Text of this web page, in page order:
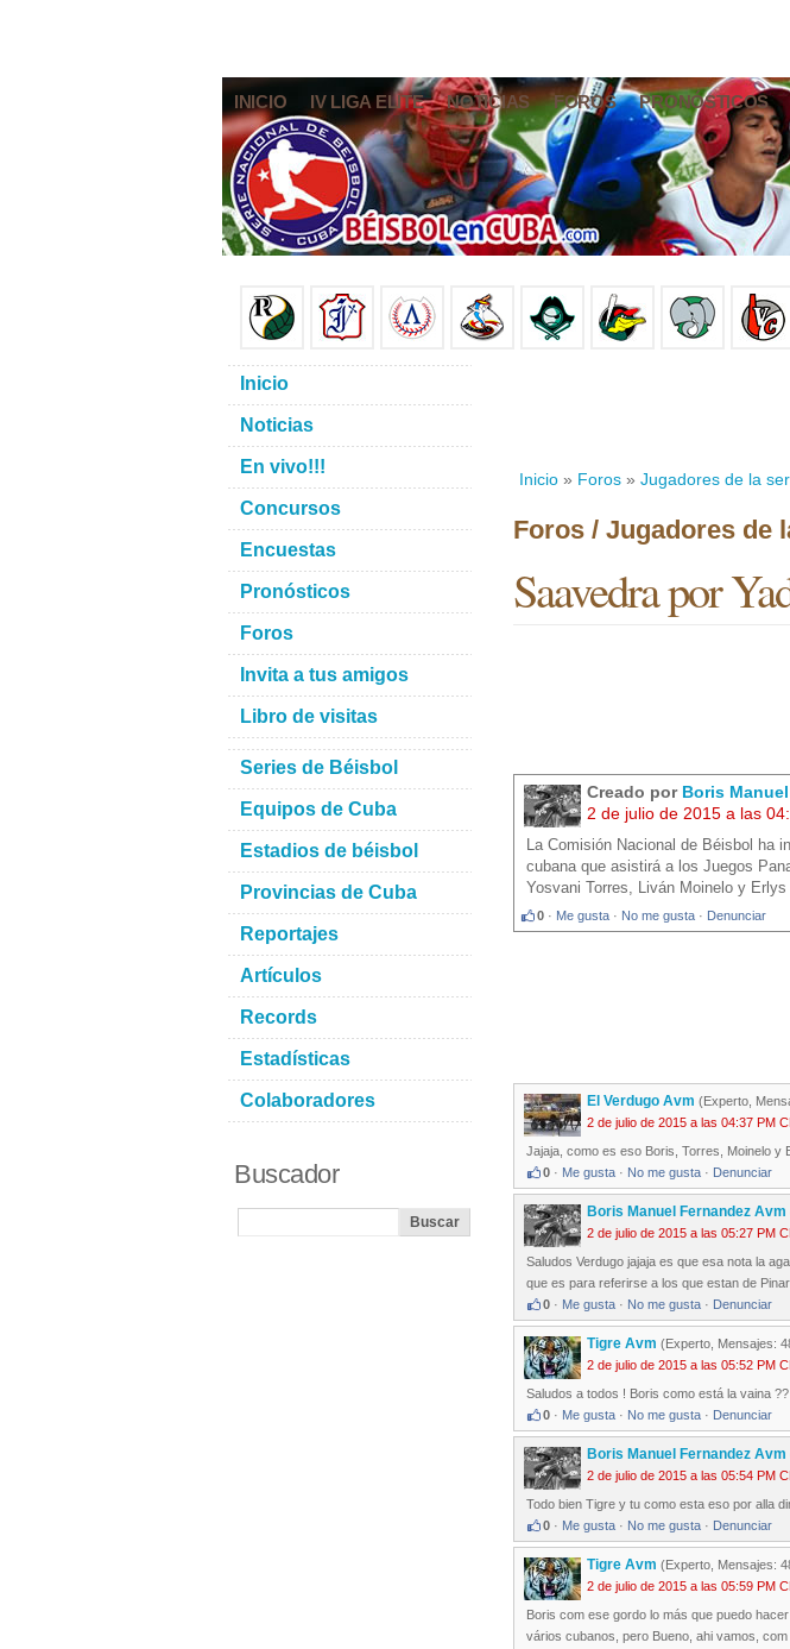
INICIO IV LIGA ELITE NOTICIAS FOROS PRONÓSTICOS
Inicio » Foros » Jugadores de la
Foros / Jugadores de
Saavedra por
Creado por Boris
2 de julio de 2015 a las
La Comisión Nacional de Béisbol ha
cubana que asistirá a los Juegos
Yosvani Torres, Liván Moinelo y Erlys
0 · Me gusta · No me gusta · Denunciar
El Verdugo Avm (Experto,
2 de julio de 2015 a las 04:37 PM
Jajaja, como es eso Boris, Torres, Moinelo y
0 · Me gusta · No me gusta · Denunciar
Boris Manuel Fernandez Avm
2 de julio de 2015 a las 05:27 PM
Saludos Verdugo jajaja es que esa nota la
que es para referirse a los que estan de
0 · Me gusta · No me gusta · Denunciar
Tigre Avm (Experto, Mensajes:
2 de julio de 2015 a las 05:52 PM
Saludos a todos ! Boris como está la vaina ??
0 · Me gusta · No me gusta · Denunciar
Boris Manuel Fernandez Avm
2 de julio de 2015 a las 05:54 PM
Todo bien Tigre y tu como esta eso por alla
0 · Me gusta · No me gusta · Denunciar
Tigre Avm (Experto, Mensajes:
2 de julio de 2015 a las 05:59 PM
Boris com ese gordo lo más que puedo
vários cubanos, pero Bueno, ahi vamos,
Inicio
Noticias
En vivo!!!
Concursos
Encuestas
Pronósticos
Foros
Invita a tus amigos
Libro de visitas
Series de Béisbol
Equipos de Cuba
Estadios de béisbol
Provincias de Cuba
Reportajes
Artículos
Records
Estadísticas
Colaboradores
Buscador